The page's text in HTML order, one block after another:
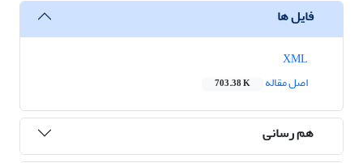
فایل ها
اصل مقاله
703.38 K
هم رسانی